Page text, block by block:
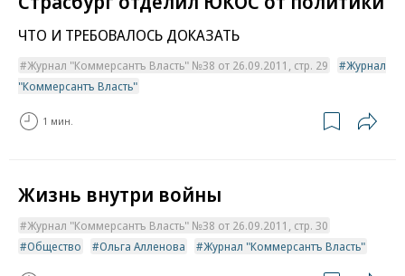
ЧТО И ТРЕБОВАЛОСЬ ДОКАЗАТЬ
Журнал "Коммерсантъ Власть" №38 от 26.09.2011, стр. 29
Журнал
"Коммерсантъ Власть"
1 мин.
Жизнь внутри войны
Журнал "Коммерсантъ Власть" №38 от 26.09.2011, стр. 30
Общество
Ольга Алленова Журнал "Коммерсантъ Власть"